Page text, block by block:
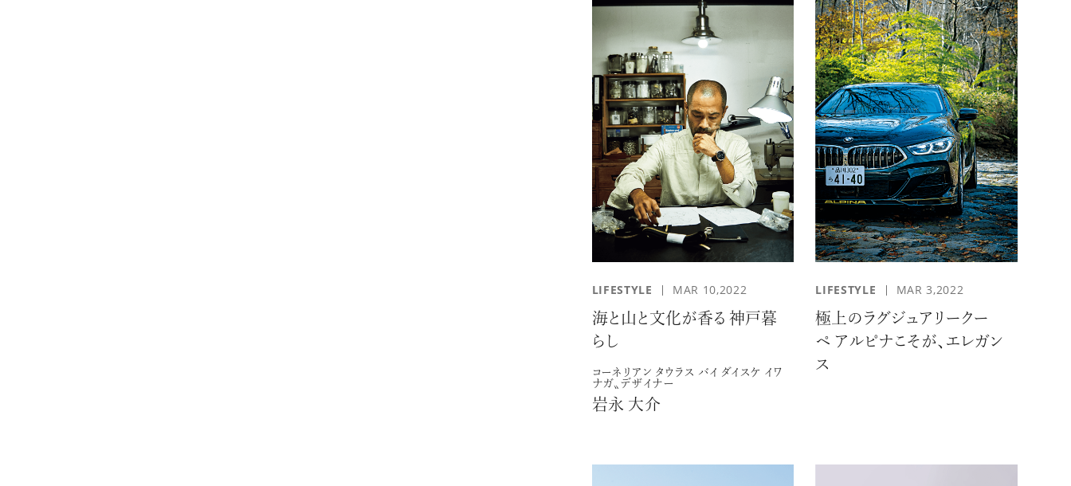
LIFESTYLE MAR 10,2022
海と山と文化が香る 神戸暮
らし
コーネリアン タウラス バイ ダイスケ イワ
ナガ〟デザイナー
岩永 大介
LIFESTYLE MAR 3,2022
極上のラグジュアリークー
ペ アルピナこそが、エレガン
ス